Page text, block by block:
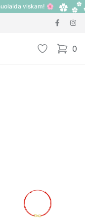
viskam! 🌸
0
items